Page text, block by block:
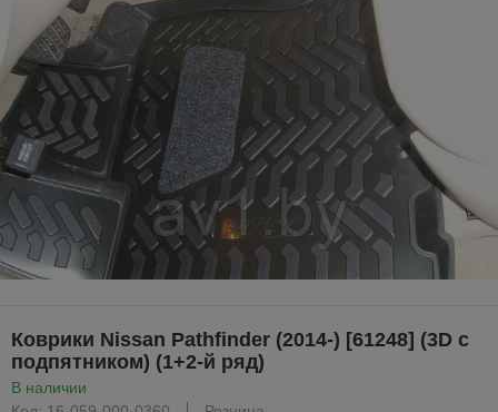
Коврики Nissan Pathfinder (2014-) [61248] (3D с
подпятником) (1+2-й ряд)
В наличии